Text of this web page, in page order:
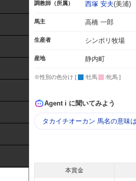
調教師（所属） 西塚 安夫(美浦)
馬主 高橋 一郎
生産者 シンボリ牧場
産地 静内町
※性別の色分け [ :牡馬 :牝馬 ]
Agent i に聞いてみよう
タカイチオーカン 馬名の意味
本賞金